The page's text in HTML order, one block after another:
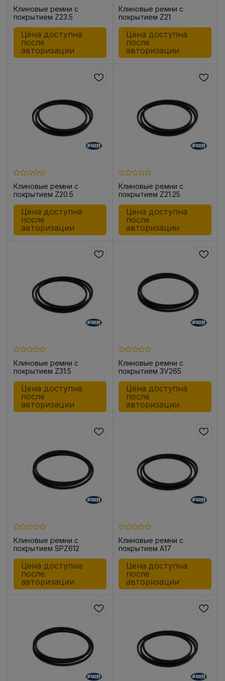
Клиновые ремни с
покрытием Z23.5
Цена доступна
после
авторизации
Клиновые ремни с
покрытием Z21
Цена доступна
после
авторизации
Клиновые ремни с
покрытием Z20.5
Цена доступна
после
авторизации
Клиновые ремни с
покрытием Z21.25
Цена доступна
после
авторизации
Клиновые ремни с
покрытием Z31.5
Цена доступна
после
авторизации
Клиновые ремни с
покрытием 3V265
Цена доступна
после
авторизации
Клиновые ремни с
покрытием SPZ612
Цена доступна
после
авторизации
Клиновые ремни с
покрытием A17
Цена доступна
после
авторизации